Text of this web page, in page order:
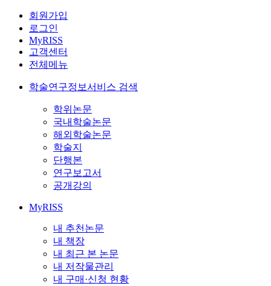
회원가입
로그인
MyRISS
고객센터
전체메뉴
학술연구정보서비스 검색
학위논문
국내학술논문
해외학술논문
학술지
단행본
연구보고서
공개강의
MyRISS
내 추천논문
내 책장
내 최근 본 논문
내 저작물관리
내 구매·신청 현황